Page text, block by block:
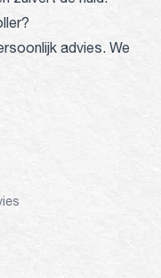
advies. We